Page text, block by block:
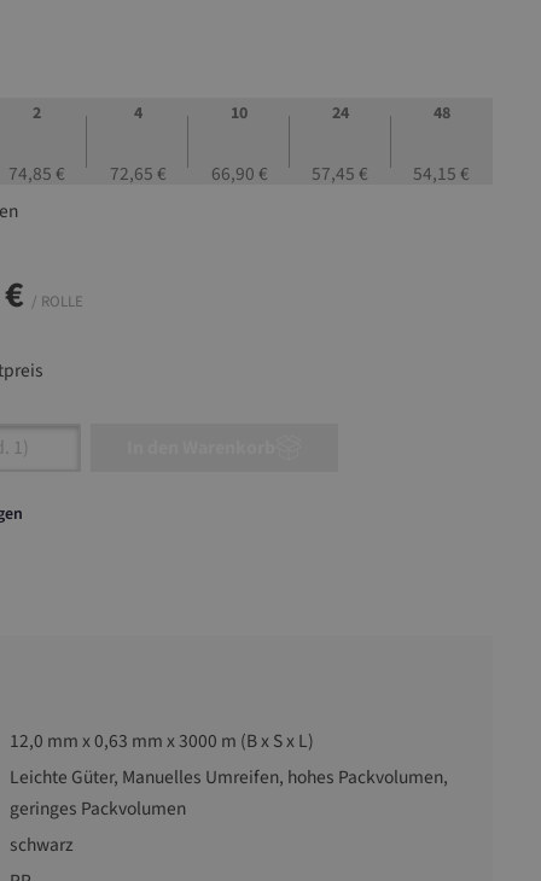
2
74,85 €
4
72,65 €
10
66,90 €
24
57,45 €
48
54,15 €
/ ROLLE
Gib den gewünschten Wert ein oder
12,0 mm x 0,63 mm x 3000 m (B x S x L)
Leichte Güter, Manuelles Umreifen, hohes Packvolumen,
geringes Packvolumen
schwarz